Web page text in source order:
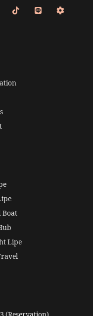
Boat
Lipe